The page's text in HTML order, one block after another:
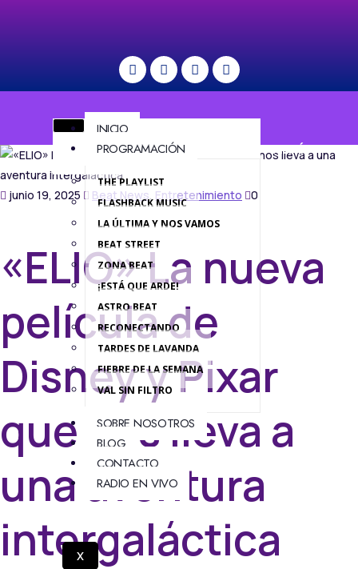
INICIO
PROGRAMACIÓN
THE PLAYLIST
FLASHBACK MUSIC
LA ÚLTIMA Y NOS VAMOS
BEAT STREET
ZONA BEAT
¡ESTÁ QUE ARDE!
ASTRO BEAT
RECONECTANDO
TARDES DE LAVANDA
FIEBRE DE LA SEMANA
VAL SIN FILTRO
SOBRE NOSOTROS
BLOG
CONTACTO
RADIO EN VIVO
X
MENÚ
junio 19, 2025 Beat News, Entretenimiento 0
«ELIO» La nueva
película de
Disney y Pixar
que nos lleva a
una aventura
intergaláctica